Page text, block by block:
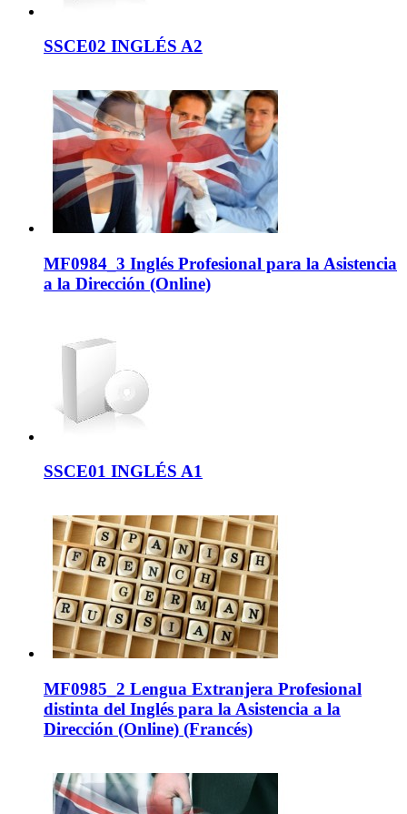
SSCE02 INGLÉS A2
MF0984_3 Inglés Profesional para la Asistencia
a la Dirección (Online)
SSCE01 INGLÉS A1
MF0985_2 Lengua Extranjera Profesional
distinta del Inglés para la Asistencia a la
Dirección (Online) (Francés)